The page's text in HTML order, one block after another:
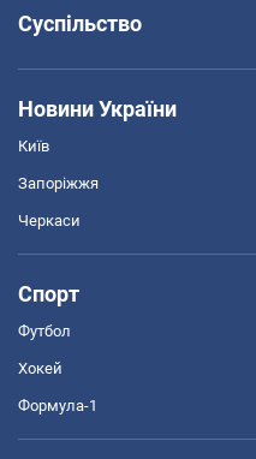
Суспільство
Новини України
Київ
Запоріжжя
Черкаси
Спорт
Футбол
Хокей
Формула-1